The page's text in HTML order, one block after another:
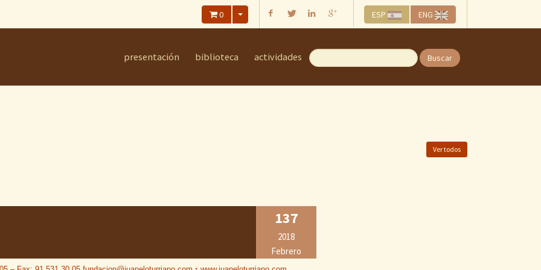
ESP ENG
0
Buscar
presentación biblioteca actividades
Ver todos
137
2018
Febrero